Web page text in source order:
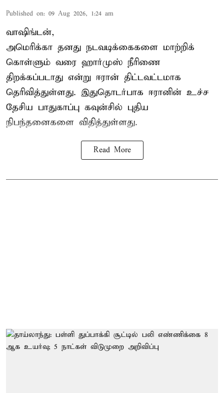
Published on: 09 Aug 2026, 1:24 am
வாஷிங்டன்,
அமெரிக்கா தனது நடவடிக்கைகளை மாற்றிக்
கொள்ளும் வரை ஹார்முஸ் நீரிணை
திறக்கப்படாது என்று ஈரான் திட்டவட்டமாக
தெரிவித்துள்ளது. இதுதொடர்பாக ஈரானின் உச்ச
தேசிய பாதுகாப்பு கவுன்சில் புதிய
நிபந்தனைகளை விதித்துள்ளது.
Read More